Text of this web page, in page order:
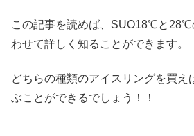
この記事を読めば、SUO18℃と28℃
わせて詳しく知ることができます。
どちらの種類のアイスリングを買え
ぶことができるでしょう！！